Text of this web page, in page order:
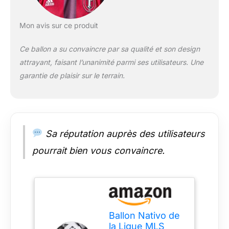
Mon avis sur ce produit
Ce ballon a su convaincre par sa qualité et son design
attrayant, faisant l’unanimité parmi ses utilisateurs. Une
garantie de plaisir sur le terrain.
Sa réputation auprès des utilisateurs
pourrait bien vous convaincre.
Ballon Nativo de
la Ligue MLS